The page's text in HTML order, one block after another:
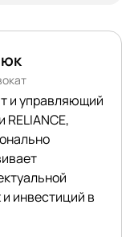
и управляющий
инвестиций в